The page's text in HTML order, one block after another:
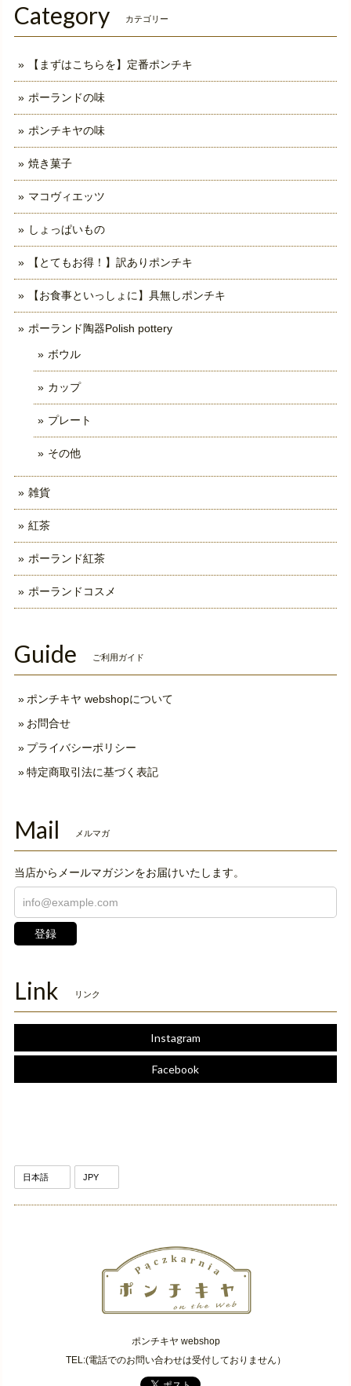
Category カテゴリー
【まずはこちらを】定番ポンチキ
ポーランドの味
ポンチキヤの味
焼き菓子
マコヴィエッツ
しょっぱいもの
【とてもお得！】訳ありポンチキ
【お食事といっしょに】具無しポンチキ
ポーランド陶器Polish pottery
ボウル
カップ
プレート
その他
雑貨
紅茶
ポーランド紅茶
ポーランドコスメ
Guide ご利用ガイド
ポンチキヤ webshopについて
お問合せ
プライバシーポリシー
特定商取引法に基づく表記
Mail メルマガ
当店からメールマガジンをお届けいたします。
登録
Link リンク
Instagram
Facebook
ポンチキヤ webshop
TEL:(電話でのお問い合わせは受付しておりません）